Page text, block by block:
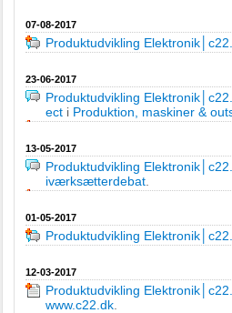
07-08-2017
Produktudvikling
23-06-2017
Produktudvikling
ect i Produktion, maskiner &
13-05-2017
Produktudvikling
iværksætterdebat
01-05-2017
Produktudvikling
12-03-2017
Produktudvikling
www.c22.dk